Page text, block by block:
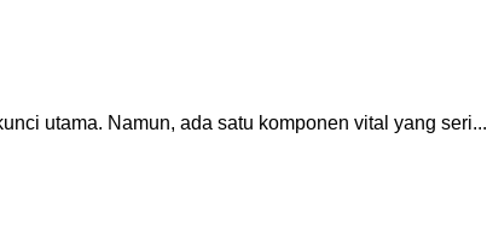
utama. Namun, ada satu komponen vital yang seri...